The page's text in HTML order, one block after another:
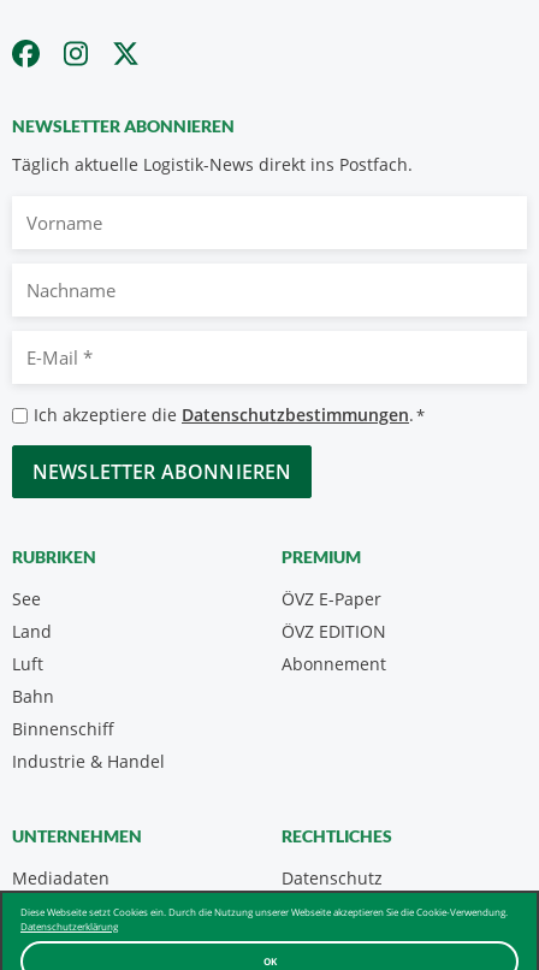
OK
Diese Webseite setzt Cookies ein. Durch die Nutzung unserer Webseite akzeptieren Sie die Cookie-Verwendung.
Datenschutzerklärung
NEWSLETTER ABONNIEREN
Täglich aktuelle Logistik-News direkt ins Postfach.
Nachname
Mail
*
Datenschutzbestimmungen
*
Ich akzeptiere die Datenschutzbestimmungen.*
CAPTCHA
RUBRIKEN
See
Land
Luft
Bahn
Binnenschiff
Industrie & Handel
PREMIUM
ÖVZ E-Paper
Abonnement
ÖVZ EDITION
UNTERNEHMEN
Mediadaten
Kontakt
Über uns & AGB
RECHTLICHES
Datenschutz
Impressum